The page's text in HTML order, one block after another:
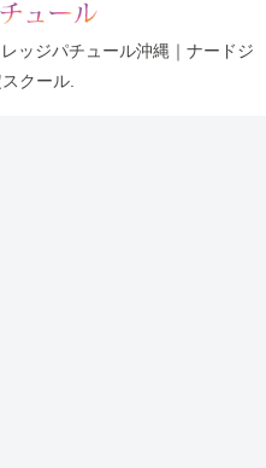
ッジパチュール沖縄｜ナードジ
クール.